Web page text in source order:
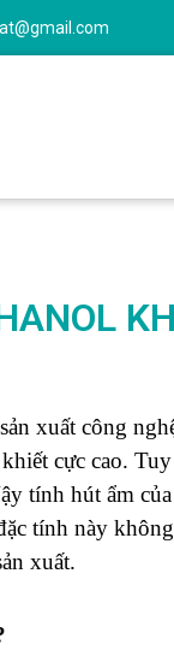
xuất công
cực cao.
tính hút ẩm
tính này
xuất.